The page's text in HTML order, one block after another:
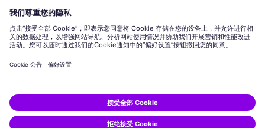
劳工情况申请
Siemens Energy 是由 Siemens AG 授权的商标。